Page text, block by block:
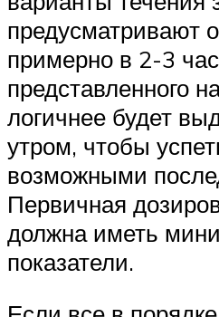
предусматривают
примерно в 2-3
представленного
логичнее будет
утром, чтобы
возможными
Первичная
должна иметь
показатели.